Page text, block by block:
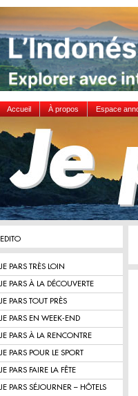
Accueil À propos Espace
EDITO
JE PARS TRÈS LOIN
JE PARS À LA DÉCOUVERTE
JE PARS TOUT PRÈS
JE PARS EN WEEK-END
JE PARS À LA RENCONTRE
JE PARS POUR LE SPORT
JE PARS FAIRE LA FÊTE
JE PARS SÉJOURNER – HÔTELS